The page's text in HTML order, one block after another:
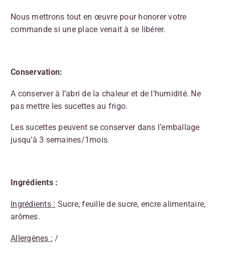
Nous mettrons tout en œuvre pour honorer votre
commande si une place venait à se libérer.
Conservation:
A conserver à l’abri de la chaleur et de l’humidité. Ne
pas mettre les sucettes au frigo.
Les sucettes peuvent se conserver dans l’emballage
jusqu’à 3 semaines/1mois.
Ingrédients :
Ingrédients : Sucre, feuille de sucre, encre alimentaire,
arômes.
Allergènes : /